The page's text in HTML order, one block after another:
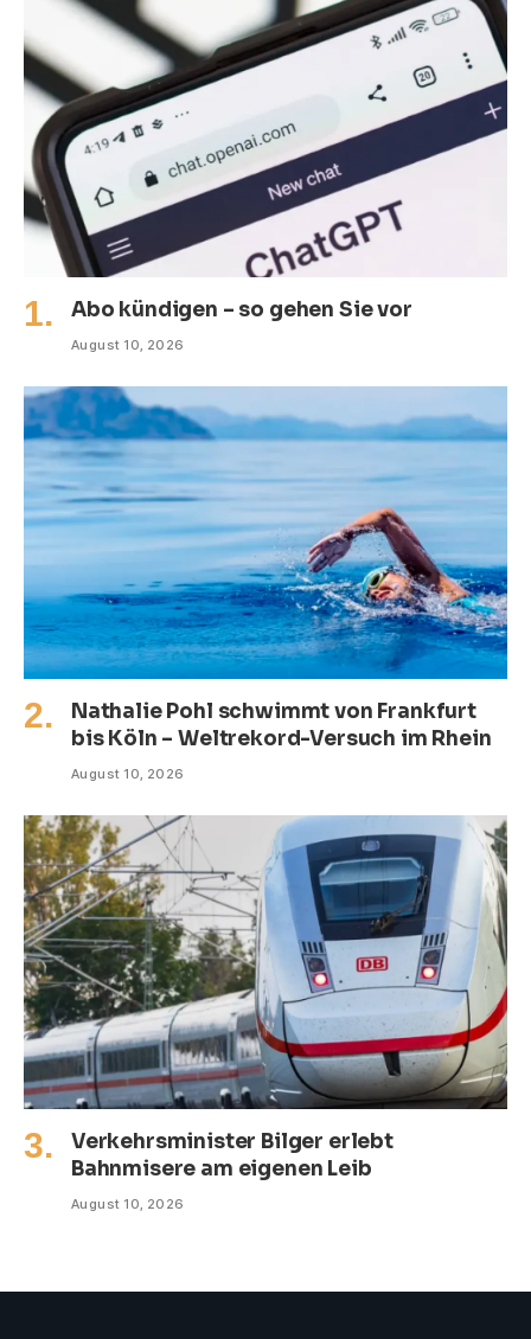
Abo kündigen – so gehen Sie vor
August 10, 2026
Nathalie Pohl schwimmt von Frankfurt
bis Köln – Weltrekord-Versuch im Rhein
August 10, 2026
Verkehrsminister Bilger erlebt
Bahnmisere am eigenen Leib
August 10, 2026